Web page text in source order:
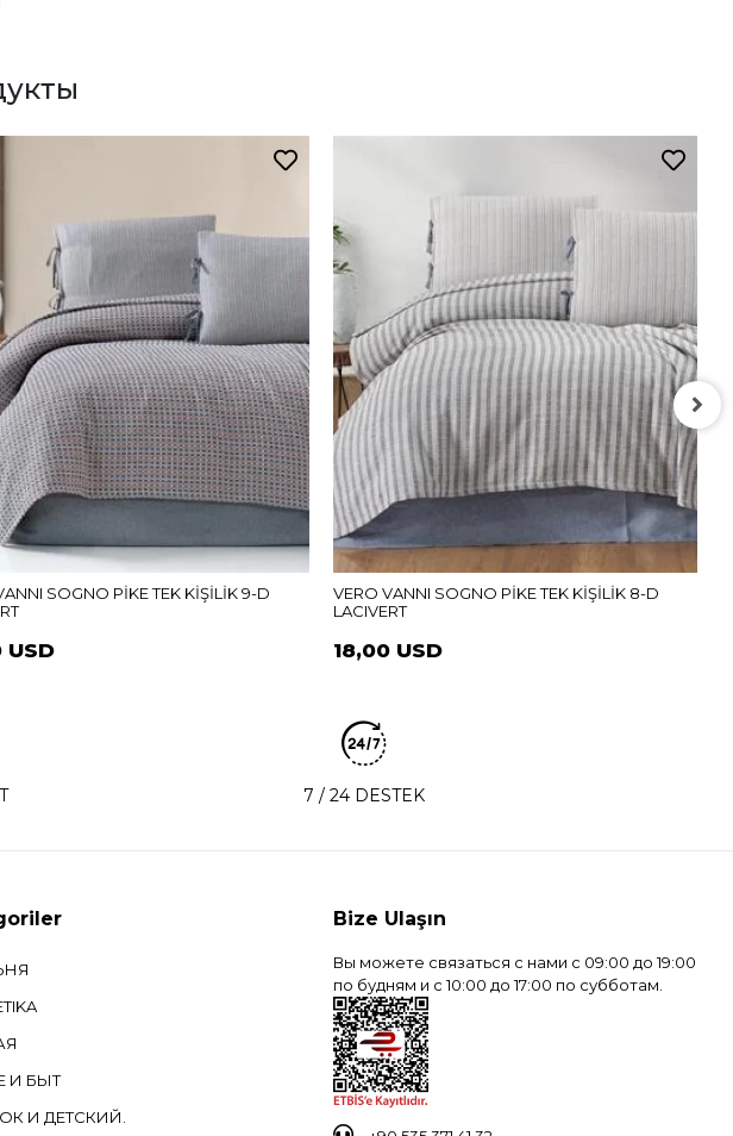
SOGNO PİKE TEK KİŞİLİK 9-D
USD
VERO VANNI SOGNO PİKE TEK KİŞİLİK 8-D
LACIVERT
18,00 USD
7 / 24 DESTEK
И БЫТ
И ДЕТСКИЙ.
Bize Ulaşın
Вы можете связаться с нами с 09:00 до 19:00
по будням и с 10:00 до 17:00 по субботам.